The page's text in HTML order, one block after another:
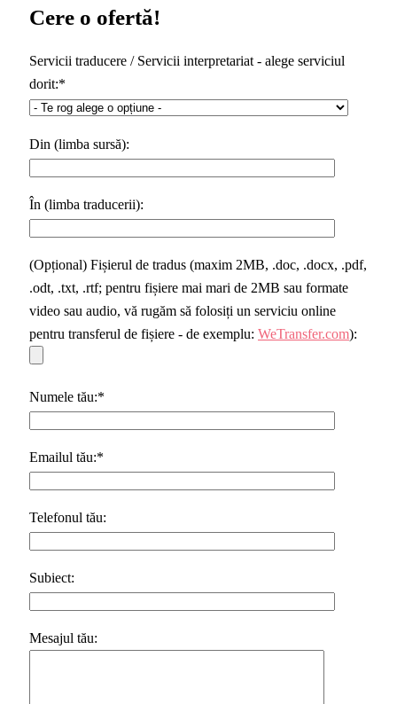
Cere o ofertă!
Servicii traducere / Servicii interpretariat - alege serviciul
dorit:*
Din (limba sursă):
În (limba traducerii):
(Opțional) Fișierul de tradus (maxim 2MB, .doc, .docx, .pdf,
.odt, .txt, .rtf; pentru fișiere mai mari de 2MB sau formate
video sau audio, vă rugăm să folosiți un serviciu online
pentru transferul de fișiere - de exemplu: WeTransfer.com):
Numele tău:*
Emailul tău:*
Telefonul tău:
Subiect:
Mesajul tău: